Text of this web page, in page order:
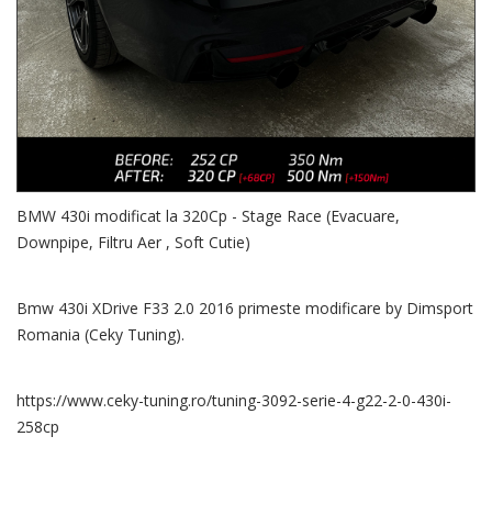
BMW 430i modificat la 320Cp - Stage Race (Evacuare,
Downpipe, Filtru Aer , Soft Cutie)
Bmw 430i XDrive F33 2.0 2016 primeste modificare by Dimsport
Romania (Ceky Tuning).
https://www.ceky-tuning.ro/tuning-3092-serie-4-g22-2-0-430i-
258cp